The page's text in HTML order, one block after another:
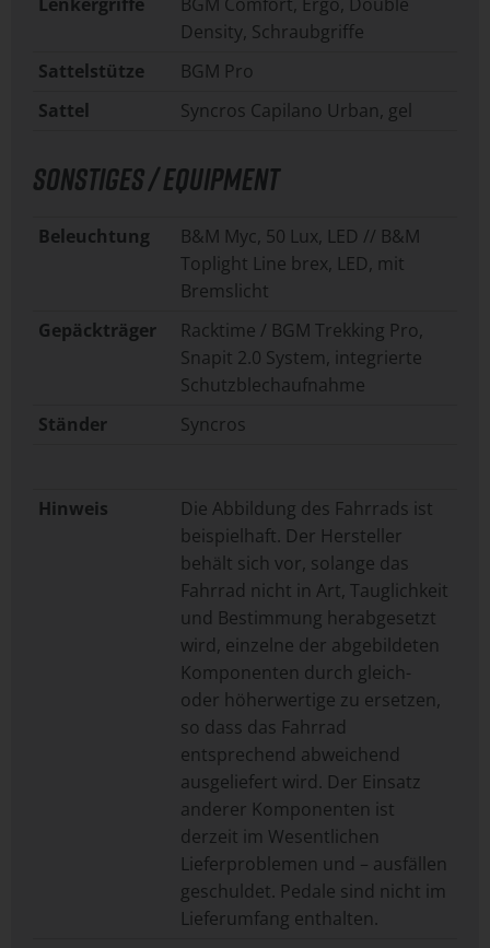
Density, Schraubgriffe
Sattelstütze
BGM Pro
Sattel
Syncros Capilano Urban, gel
SONSTIGES / EQUIPMENT
Beleuchtung
B&M Myc, 50 Lux, LED // B&M
Toplight Line brex, LED, mit
Bremslicht
Gepäckträger
Racktime / BGM Trekking Pro,
Snapit 2.0 System, integrierte
Schutzblechaufnahme
Ständer
Syncros
Hinweis
Die Abbildung des Fahrrads ist
beispielhaft. Der Hersteller
behält sich vor, solange das
Fahrrad nicht in Art, Tauglichkeit
und Bestimmung herabgesetzt
wird, einzelne der abgebildeten
Komponenten durch gleich-
oder höherwertige zu ersetzen,
so dass das Fahrrad
entsprechend abweichend
ausgeliefert wird. Der Einsatz
anderer Komponenten ist
derzeit im Wesentlichen
Lieferproblemen und – ausfällen
geschuldet. Pedale sind nicht im
Lieferumfang enthalten.